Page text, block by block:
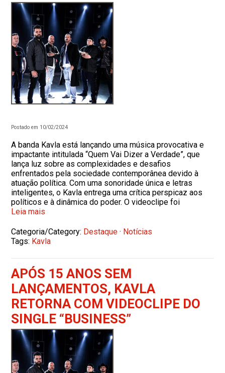
Postado em 10/02/2024
A banda Kavla está lançando uma música provocativa e
impactante intitulada “Quem Vai Dizer a Verdade”, que
lança luz sobre as complexidades e desafios
enfrentados pela sociedade contemporânea devido à
atuação política. Com uma sonoridade única e letras
inteligentes, o Kavla entrega uma crítica perspicaz aos
políticos e à dinâmica do poder. O videoclipe foi
Leia mais
Categoria/Category: Destaque · Notícias
Tags: Kavla
APÓS 15 ANOS SEM
LANÇAMENTOS, KAVLA
RETORNA COM VIDEOCLIPE DO
SINGLE “BUSINESS”